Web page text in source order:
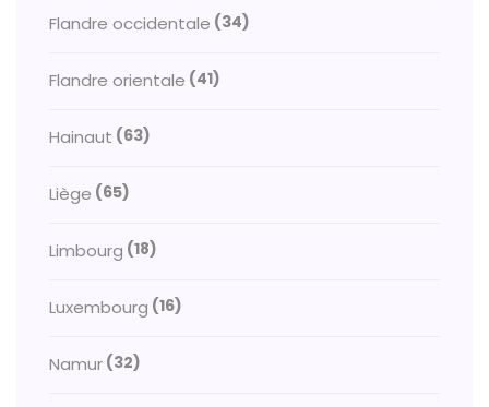
Flandre occidentale (34)
Flandre orientale (41)
Hainaut (63)
Liège (65)
Limbourg (18)
Luxembourg (16)
Namur (32)